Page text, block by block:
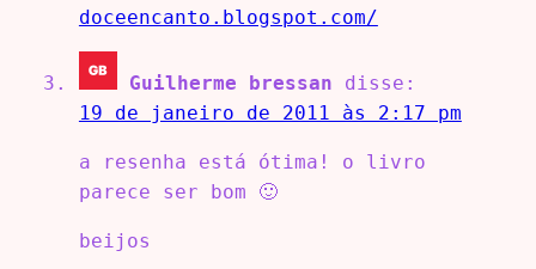
doceencanto.blogspot.com/
Guilherme bressan
disse:
19 de janeiro de 2011 às 2:17 pm
a resenha está ótima! o livro
parece ser bom 🙂
beijos